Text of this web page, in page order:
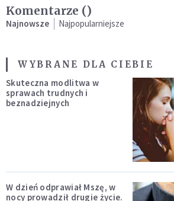
Komentarze ()
Najnowsze Najpopularniejsze
WYBRANE DLA CIEBIE
Skuteczna modlitwa w
sprawach trudnych i
beznadziejnych
W dzień odprawiał Mszę, w
nocy prowadził drugie życie.